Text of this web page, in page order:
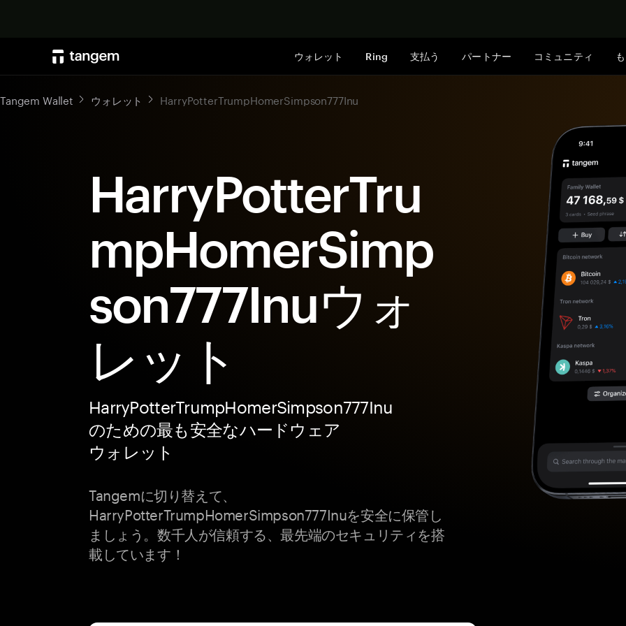
ウォレット Ring 支払う パートナー コミュニティ
Tangem Wallet ウォレット HarryPotterTrumpHomerSimpson777Inu
HarryPotterTru
mpHomerSimp
son777Inuウォ
レット
HarryPotterTrumpHomerSimpson777Inu
のための最も安全なハードウェア
ウォレット
Tangemに切り替えて、
HarryPotterTrumpHomerSimpson777Inuを安全に保管し
ましょう。数千人が信頼する、最先端のセキュリティを搭
載しています！